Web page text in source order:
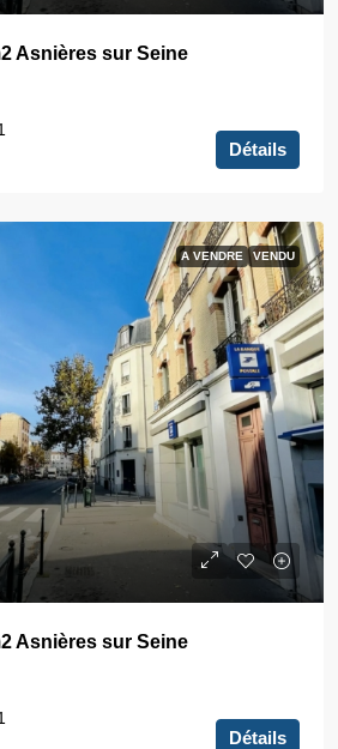
Asnières sur Seine
Détails
A VENDRE VENDU
Asnières sur Seine
Détails